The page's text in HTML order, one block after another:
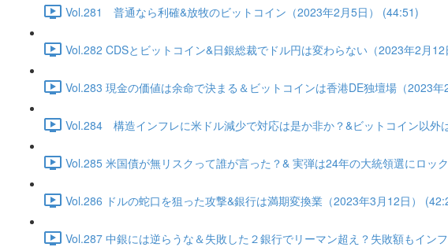
Vol.281 普通なら利確&放牧のビットコイン（2023年2月5日） (44:51)
Vol.282 CDSとビットコイン&日銀総裁でドル円は変わらない（2023年2月
Vol.283 現金の価値は余命で決まる＆ビットコインは香港DE独壇場（2023
Vol.284 構造インフレに米ドル減少で対応は是か非か？&ビットコイン以外
Vol.285 米国債が無リスクって誰が言った？& 実弾は24年の大統領選にロッ
Vol.286 ドルの蛇口を狙った攻撃&銀行は満期変換業（2023年3月12日）
Vol.287 中銀には逆らうな＆失敗した２銀行でリーマン超え？失敗額もイン